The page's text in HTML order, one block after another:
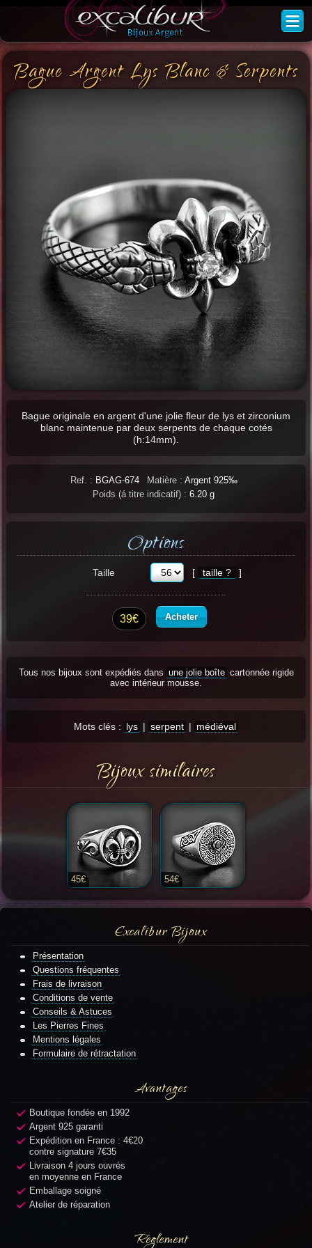
Bague Argent Lys Blanc & Serpents
Bague originale en argent d'une jolie fleur de lys et zirconium
blanc maintenue par deux serpents de chaque cotés
(h:14mm).
Ref. : BGAG-674 Matière : Argent 925‰
Poids (á titre indicatif) : 6.20 g
Options
Taille [ taille ? ]
39€ Acheter
Tous nos bijoux sont expédiés dans une jolie boîte cartonnée rigide
avec intérieur mousse.
Mots clés : lys | serpent | médiéval
Bijoux similaires
45€ 54€
Excalibur Bijoux
Présentation
Questions fréquentes
Frais de livraison
Conditions de vente
Conseils & Astuces
Les Pierres Fines
Mentions légales
Formulaire de rétractation
Avantages
Boutique fondée en 1992
Argent 925 garanti
Expédition en France : 4€20
contre signature 7€35
Livraison 4 jours ouvrés
en moyenne en France
Emballage soigné
Atelier de réparation
Règlement